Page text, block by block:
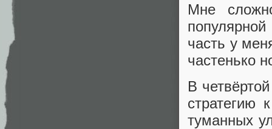
Мне
часть у
частенько
В
стратегию
туманных